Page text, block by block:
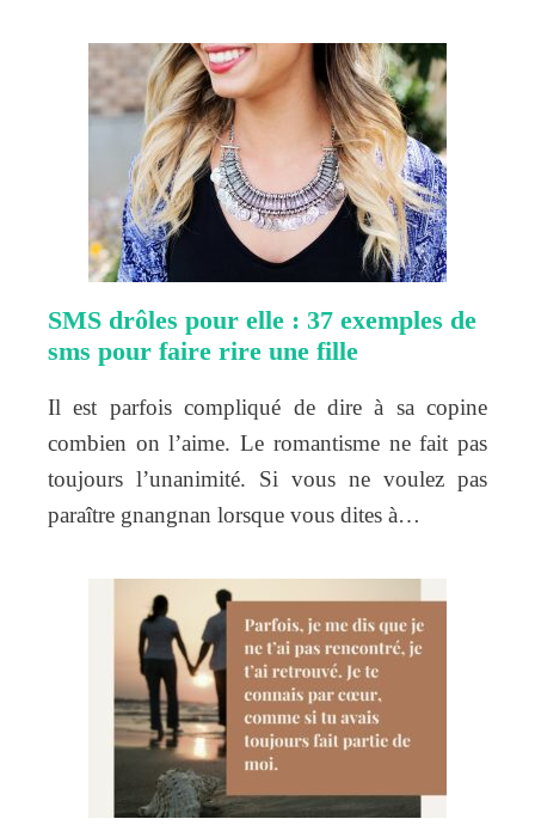
SMS drôles pour elle : 37 exemples de
sms pour faire rire une fille
Il est parfois compliqué de dire à sa copine
combien on l’aime. Le romantisme ne fait pas
toujours l’unanimité. Si vous ne voulez pas
paraître gnangnan lorsque vous dites à…